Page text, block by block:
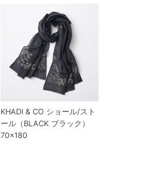
KHADI & CO ショール/スト
ール（BLACK ブラック）
70×180